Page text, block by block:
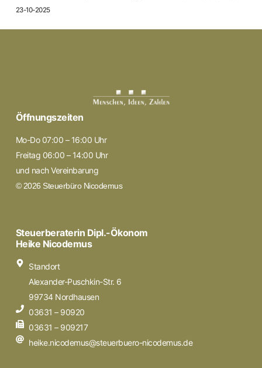
23-10-2025
Öffnungszeiten
Mo-Do 07:00 – 16:00 Uhr
Freitag 06:00 – 14:00 Uhr
und nach Vereinbarung
© 2026 Steuerbüro Nicodemus
Steuerberaterin Dipl.-Ökonom
Heike Nicodemus
Standort
Alexander-Puschkin-Str. 6
99734 Nordhausen
03631 – 90920
03631 – 909217
heike.nicodemus@steuerbuero-nicodemus.de